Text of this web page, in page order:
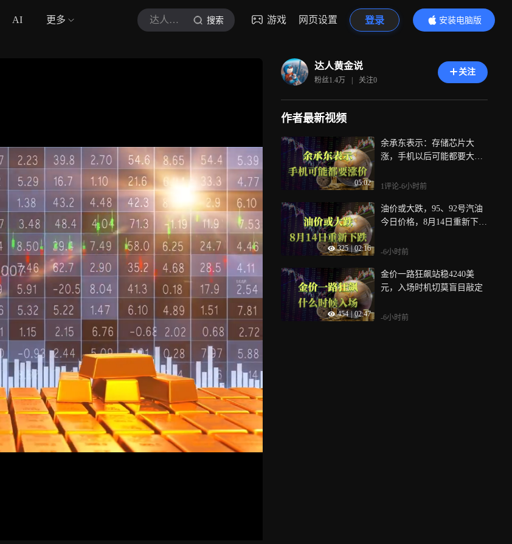
AI 更多 达人黄金说 搜索 游戏 网页设置 登录
安装电脑版
内容更精彩
达人黄金说
粉丝1.4万 | 关注0
关注
作者最新视频
05:02
余承东表示：存储芯片大
涨，手机以后可能都要大规
1评论-6小时前
325 | 02:16
油价或大跌，95、92号汽油
今日价格，8月14日重新下跌
-6小时前
454 | 02:47
金价一路狂飙站稳4240美
元，入场时机切莫盲目敲定
-6小时前